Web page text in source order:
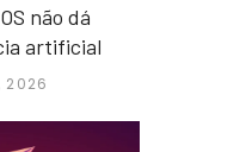
não dá
artificial
2026